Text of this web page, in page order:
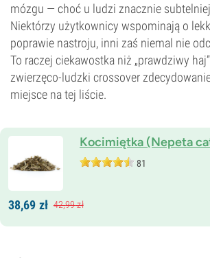
mózgu — choć u ludzi znacznie
Niektórzy użytkownicy wspominają o
poprawie nastroju, inni zaś niemal nie
To raczej ciekawostka niż „prawdziwy
zwierzęco-ludzki crossover
miejsce na tej liście.
Kocimiętka (Nepeta
81
38,69 zł 42,99zł